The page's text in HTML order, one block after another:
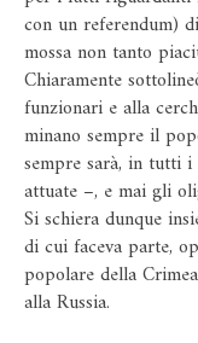
con un referendum)
mossa non tanto
Chiaramente
funzionari e alla
minano sempre il
sempre sarà, in tutti
attuate –, e mai gli
Si schiera dunque
di cui faceva parte,
popolare della
alla Russia.